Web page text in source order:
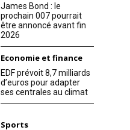
James Bond : le
prochain 007 pourrait
être annoncé avant fin
2026
Economie et finance
EDF prévoit 8,7 milliards
d’euros pour adapter
ses centrales au climat
Sports